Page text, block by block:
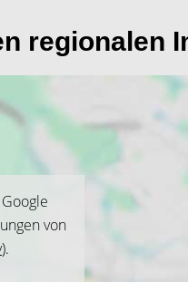
regionalen
von
).